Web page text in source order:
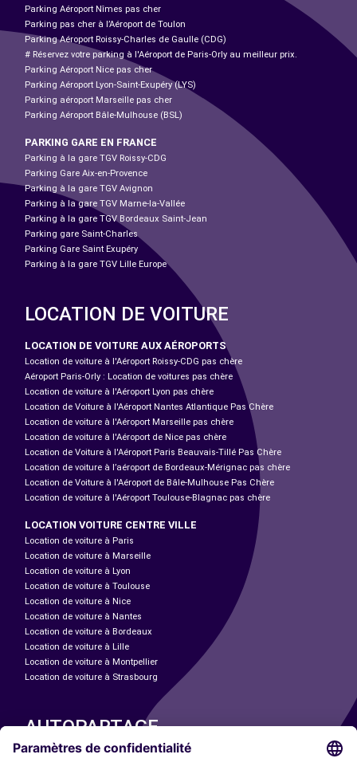
Parking Aéroport Nîmes pas cher
Parking pas cher à l’Aéroport de Toulon
Parking Aéroport Roissy-Charles de Gaulle (CDG)
# Réservez votre parking à l'Aéroport de Paris-Orly au meilleur prix.
Parking Aéroport Nice pas cher
Parking Aéroport Lyon-Saint-Exupéry (LYS)
Parking aéroport Marseille pas cher
Parking Aéroport Bâle-Mulhouse (BSL)
PARKING GARE EN FRANCE
Parking à la gare TGV Roissy-CDG
Parking Gare Aix-en-Provence
Parking à la gare TGV Avignon
Parking à la gare TGV Marne-la-Vallée
Parking à la gare TGV Bordeaux Saint-Jean
Parking gare Saint-Charles
Parking Gare Saint Exupéry
Parking à la gare TGV Lille Europe
LOCATION DE VOITURE
LOCATION DE VOITURE AUX AÉROPORTS
Location de voiture à l'Aéroport Roissy-CDG pas chère
Aéroport Paris-Orly : Location de voitures pas chère
Location de voiture à l'Aéroport Lyon pas chère
Location de Voiture à l'Aéroport Nantes Atlantique Pas Chère
Location de voiture à l'Aéroport Marseille pas chère
Location de voiture à l'Aéroport de Nice pas chère
Location de Voiture à l'Aéroport Paris Beauvais-Tillé Pas Chère
Location de voiture à l’aéroport de Bordeaux-Mérignac pas chère
Location de Voiture à l'Aéroport de Bâle-Mulhouse Pas Chère
Location de voiture à l'Aéroport Toulouse-Blagnac pas chère
LOCATION VOITURE CENTRE VILLE
Location de voiture à Paris
Location de voiture à Marseille
Location de voiture à Lyon
Location de voiture à Toulouse
Location de voiture à Nice
Location de voiture à Nantes
Location de voiture à Bordeaux
Location de voiture à Lille
Location de voiture à Montpellier
Location de voiture à Strasbourg
AUTOPARTAGE